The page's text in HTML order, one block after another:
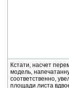
Кстати, насчет
модель,
соответственно,
площади листа